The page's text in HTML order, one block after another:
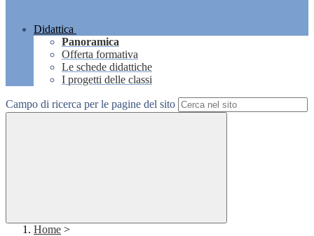
Didattica
Panoramica
Offerta formativa
Le schede didattiche
I progetti delle classi
Campo di ricerca per le pagine del sito
Home >